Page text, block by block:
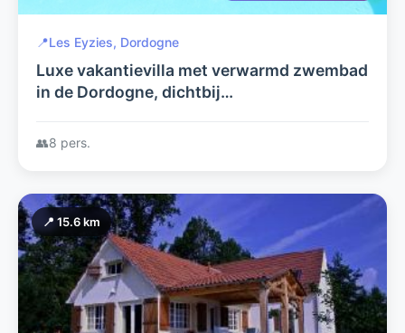
📍Les Eyzies, Dordogne
Luxe vakantievilla met verwarmd zwembad
in de Dordogne, dichtbij
👥8 pers.
📍 15.6 km